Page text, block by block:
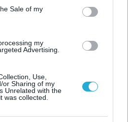
Sale of my
my
Advertising.
Use,
or Sharing of my
Unrelated with the
was collected.
ΠΕΝΥ ΡΟΝΤΟΓΙΑΝΝΗ
στο σήμερα: Tο τρίτο
ευρωπαϊκό ραντεβού του